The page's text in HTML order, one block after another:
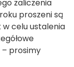
zaliczenia
proszeni są
celu ustalenia
prosimy